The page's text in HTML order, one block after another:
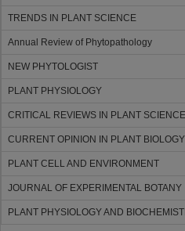
TRENDS IN PLANT SCIENCE
Annual Review of Phytopathology
NEW PHYTOLOGIST
PLANT PHYSIOLOGY
CRITICAL REVIEWS IN PLANT
CURRENT OPINION IN PLANT BIOLOGY
PLANT CELL AND ENVIRONMENT
JOURNAL OF EXPERIMENTAL BOTANY
PLANT PHYSIOLOGY AND